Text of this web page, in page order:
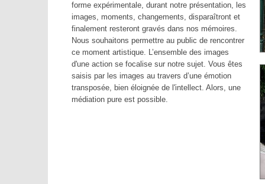
forme expérimentale, durant notre présentation, les
images, moments, changements, disparaîtront et
finalement resteront gravés dans nos mémoires.
Nous souhaitons permettre au public de rencontrer
ce moment artistique. L’ensemble des images
d'une action se focalise sur notre sujet. Vous êtes
saisis par les images au travers d’une émotion
transposée, bien éloignée de l'intellect. Alors, une
médiation pure est possible.